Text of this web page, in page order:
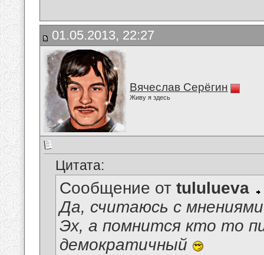
01.05.2013, 22:27
Вячеслав Серёгин
Живу я здесь
Цитата:
Сообщение от tululueva
Да, считаюсь с
Эх, а помнится кто то
демократичный